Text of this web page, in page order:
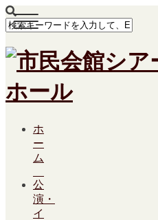
ホ
ー
ム
公
演・
イ